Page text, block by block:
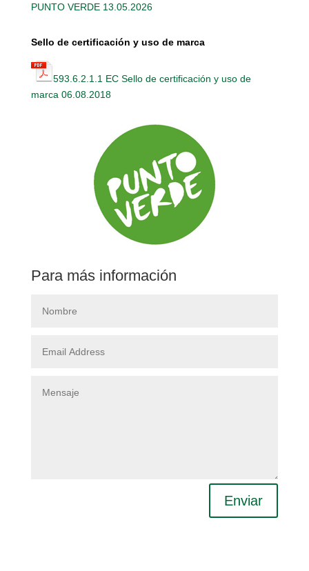
PUNTO VERDE 13.05.2026
Sello de certificación y uso de marca
593.6.2.1.1 EC Sello de certificación y uso de
marca 06.08.2018
Para más información
Enviar